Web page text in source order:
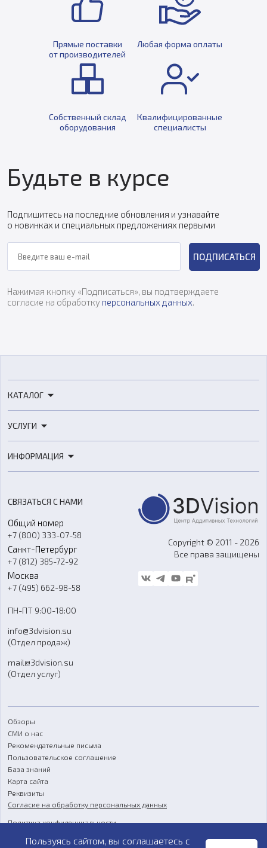
Прямые поставки
от производителей
Любая форма оплаты
Собственный склад
оборудования
Квалифицированные
специалисты
Будьте в курсе
Подпишитесь на последние обновления и узнавайте
о новинках и специальных предложениях первыми
ПОДПИСАТЬСЯ
Нажимая кнопку «Подписаться», вы подтверждаете
согласие на обработку персональных данных.
КАТАЛОГ
3D-сканеры
Расходные материалы
Оборудование и материалы для вакуумного литья
Аксессуары и прочее оборудование
Программное обеспечение
УСЛУГИ
3D-моделирование
Ремонт и услуги
ИНФОРМАЦИЯ
О компании
Контакты
Гос. закупки
Стать дилером
Блог
FAQ
СВЯЗАТЬСЯ С НАМИ
Общий номер
+7 (800) 333-07-58
Санкт-Петербург
+7 (812) 385-72-92
Москва
+7 (495) 662-98-58
ПН-ПТ 9:00-18:00
info@3dvision.su
(Отдел продаж)
mail@3dvision.su
(Отдел услуг)
Copyright © 2011 - 2026
Все права защищены
Обзоры
СМИ о нас
Рекомендательные письма
Пользовательское соглашение
База знаний
Карта сайта
Реквизиты
Согласие на обработку персональных данных
Политика конфиденциальности
Публичная оферта
Пользуясь сайтом, вы соглашаетесь с